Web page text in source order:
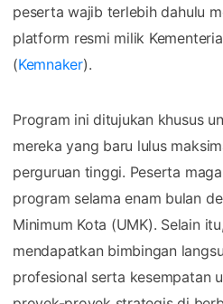
peserta wajib terlebih dahulu
platform resmi milik
(Kemnaker).
Program ini ditujukan khusus
mereka yang baru lulus
perguruan tinggi. Peserta
program selama enam bulan
Minimum Kota (UMK). Selain
mendapatkan bimbingan
profesional serta kesempatan